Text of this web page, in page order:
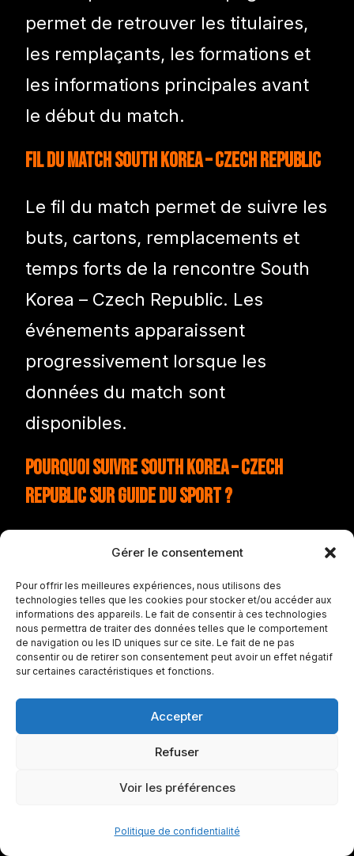
Gérer le consentement
Pour offrir les meilleures expériences, nous utilisons des
technologies telles que les cookies pour stocker et/ou accéder aux
informations des appareils. Le fait de consentir à ces technologies
nous permettra de traiter des données telles que le comportement
de navigation ou les ID uniques sur ce site. Le fait de ne pas
consentir ou de retirer son consentement peut avoir un effet négatif
sur certaines caractéristiques et fonctions.
Accepter
Refuser
Voir les préférences
Politique de confidentialité
permet de retrouver les titulaires,
les remplaçants, les formations et
les informations principales avant
le début du match.
Fil du match South Korea – Czech Republic
Le fil du match permet de suivre les
buts, cartons, remplacements et
temps forts de la rencontre South
Korea – Czech Republic. Les
événements apparaissent
progressivement lorsque les
données du match sont
disponibles.
Pourquoi suivre South Korea – Czech
Republic sur Guide du Sport ?
Cette page centralise les
South Korea – Czech Republic pour
vous permettre de suivre la
rencontre rapidement : heure,
stade, score, compositions et
événements importants.
À quelle heure est le match South